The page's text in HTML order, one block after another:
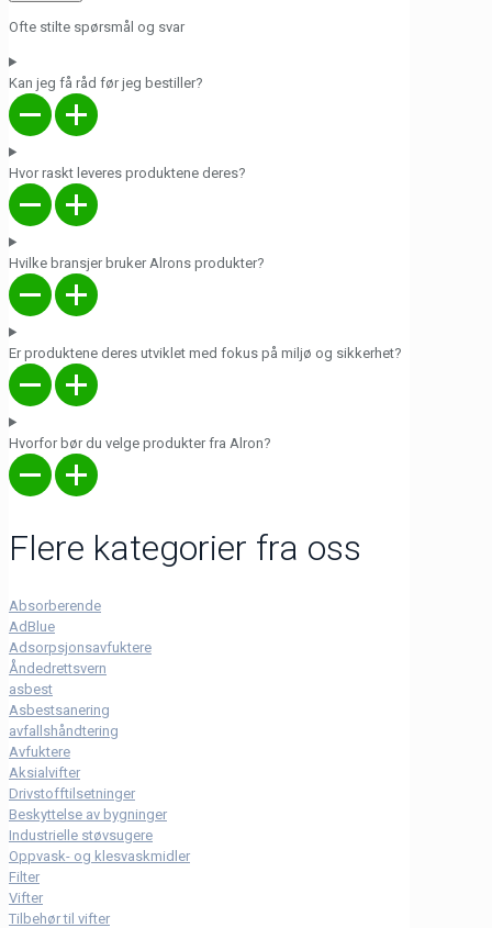
Ofte stilte spørsmål og svar
Kan jeg få råd før jeg bestiller?
Hvor raskt leveres produktene deres?
Hvilke bransjer bruker Alrons produkter?
Er produktene deres utviklet med fokus på miljø og sikkerhet?
Hvorfor bør du velge produkter fra Alron?
Flere kategorier fra oss
Absorberende
AdBlue
Adsorpsjonsavfuktere
Åndedrettsvern
asbest
Asbestsanering
avfallshåndtering
Avfuktere
Aksialvifter
Drivstofftilsetninger
Beskyttelse av bygninger
Industrielle støvsugere
Oppvask- og klesvaskmidler
Filter
Vifter
Tilbehør til vifter